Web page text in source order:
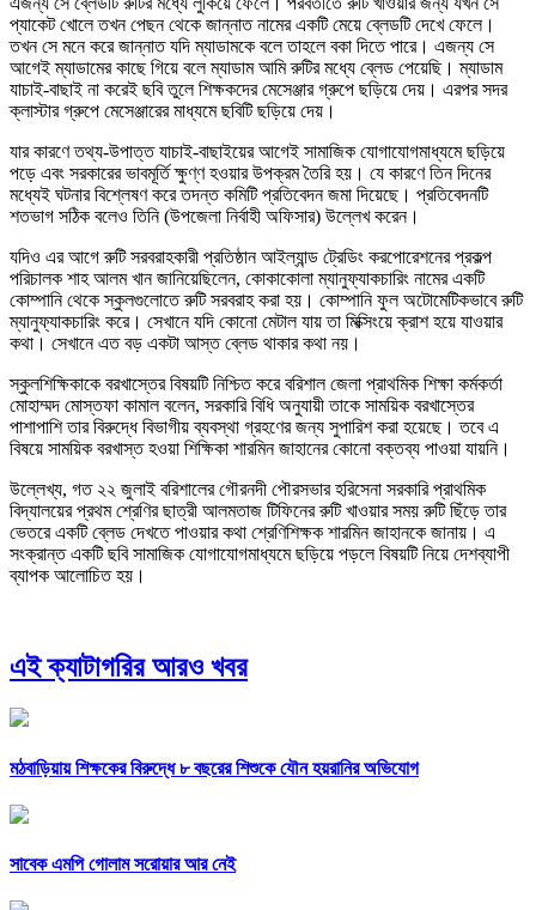
প্যাকেট খোলে তখন পেছন থেকে জান্নাত নামের একটি মেয়ে ব্লেডটি দেখে ফেলে।
তখন সে মনে করে জান্নাত যদি ম্যাডামকে বলে তাহলে বকা দিতে পারে। এজন্য সে
আগেই ম্যাডামের কাছে গিয়ে বলে ম্যাডাম আমি রুটির মধ্যে ব্লেড পেয়েছি। ম্যাডাম
যাচাই-বাছাই না করেই ছবি তুলে শিক্ষকদের মেসেঞ্জার গ্রুপে ছড়িয়ে দেয়। এরপর সদর
ক্লাস্টার গ্রুপে মেসেঞ্জারের মাধ্যমে ছবিটি ছড়িয়ে দেয়।
যার কারণে তথ্য-উপাত্ত যাচাই-বাছাইয়ের আগেই সামাজিক যোগাযোগমাধ্যমে ছড়িয়ে
পড়ে এবং সরকারের ভাবমূর্তি ক্ষুণ্ণ হওয়ার উপক্রম তৈরি হয়। যে কারণে তিন দিনের
মধ্যেই ঘটনার বিশ্লেষণ করে তদন্ত কমিটি প্রতিবেদন জমা দিয়েছে। প্রতিবেদনটি
শতভাগ সঠিক বলেও তিনি (উপজেলা নির্বাহী অফিসার) উল্লেখ করেন।
যদিও এর আগে রুটি সরবরাহকারী প্রতিষ্ঠান আইল্যান্ড ট্রেডিং করপোরেশনের প্রকল্প
পরিচালক শাহ আলম খান জানিয়েছিলেন, কোকাকোলা ম্যানুফ্যাকচারিং নামের একটি
কোম্পানি থেকে স্কুলগুলোতে রুটি সরবরাহ করা হয়। কোম্পানি ফুল অটোমেটিকভাবে রুটি
ম্যানুফ্যাকচারিং করে। সেখানে যদি কোনো মেটাল যায় তা মিক্সিংয়ে ক্রাশ হয়ে যাওয়ার
কথা। সেখানে এত বড় একটা আস্ত ব্লেড থাকার কথা নয়।
স্কুলশিক্ষিকাকে বরখাস্তের বিষয়টি নিশ্চিত করে বরিশাল জেলা প্রাথমিক শিক্ষা কর্মকর্তা
মোহাম্মদ মোস্তফা কামাল বলেন, সরকারি বিধি অনুযায়ী তাকে সাময়িক বরখাস্তের
পাশাপাশি তার বিরুদ্ধে বিভাগীয় ব্যবস্থা গ্রহণের জন্য সুপারিশ করা হয়েছে। তবে এ
বিষয়ে সাময়িক বরখাস্ত হওয়া শিক্ষিকা শারমিন জাহানের কোনো বক্তব্য পাওয়া যায়নি।
উল্লেখ্য, গত ২২ জুলাই বরিশালের গৌরনদী পৌরসভার হরিসেনা সরকারি প্রাথমিক
বিদ্যালয়ের প্রথম শ্রেণির ছাত্রী আলমতাজ টিফিনের রুটি খাওয়ার সময় রুটি ছিঁড়ে তার
ভেতরে একটি ব্লেড দেখতে পাওয়ার কথা শ্রেণিশিক্ষক শারমিন জাহানকে জানায়। এ
সংক্রান্ত একটি ছবি সামাজিক যোগাযোগমাধ্যমে ছড়িয়ে পড়লে বিষয়টি নিয়ে দেশব্যাপী
ব্যাপক আলোচিত হয়।
এই ক্যাটাগরির আরও খবর
মঠবাড়িয়ায় শিক্ষকের বিরুদ্ধে ৮ বছরের শিশুকে যৌন হয়রানির অভিযোগ
সাবেক এমপি গোলাম সরোয়ার আর নেই